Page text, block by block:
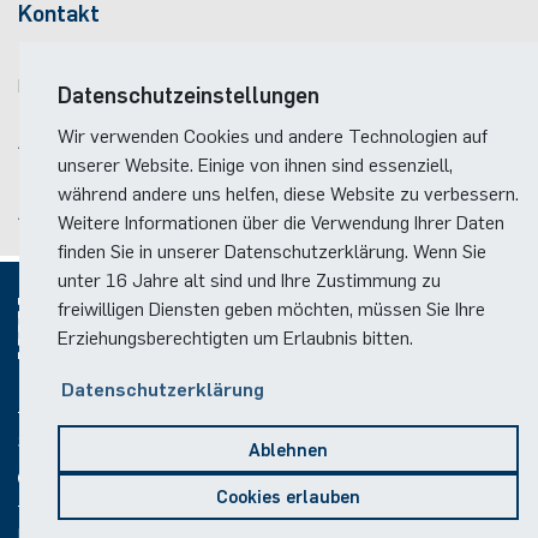
Referatsleiter, danach Abteilungsleiter
Software
Engineering
bei der TA Triumph-Adler AG in Nürnberg,
danach Bereichsleiter für
Neue
Technologien/Basisentwicklung
1983 – 1987
Direkt dem Vorstand Entwicklung unterstellt
Habilitation an der Universität Stuttgart, Thema
Software-Ergonomie und Software Engineering
1987 - 7/2015
Inhaber des Lehrstuhls für Software-Technik an der
Pressemitteilung: Neuer aktualisierter und
Pressemitteilung: Neuauflage – Java:
Objektorientiert programmieren
07/2025
Pressemitteilung: Prof. Balzert-Ballettpreis für
analog-digitale Ballettchoreographie zum 2. Mal
verliehen
Room für Schüler*innen
12/2023
Making of „Morph it“ – Ausschnitt aus pro
Kontakt
E-Mail:
dekanat(at)ei.rub.de
Anreise
Lageplan der Fakultät
Anreise zum RUB-Campus
© 2026
Social Media
Impressum
Datenschutzeinstellungen
Wir verwenden Cookies und andere Technologien auf
unserer Website. Einige von ihnen sind essenziell,
während andere uns helfen, diese Website zu verbessern.
Weitere Informationen über die Verwendung Ihrer Daten
finden Sie in unserer Datenschutzerklärung. Wenn Sie
unter 16 Jahre alt sind und Ihre Zustimmung zu
freiwilligen Diensten geben möchten, müssen Sie Ihre
Erziehungsberechtigten um Erlaubnis bitten.
Datenschutzerklärung
Ablehnen
Cookies erlauben